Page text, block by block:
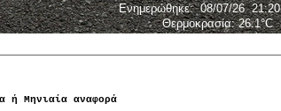
Ενημερώθηκε:08/07/26 21:20
Θερμοκρασία:26.1°C
ή Μηνιαία αναφορά